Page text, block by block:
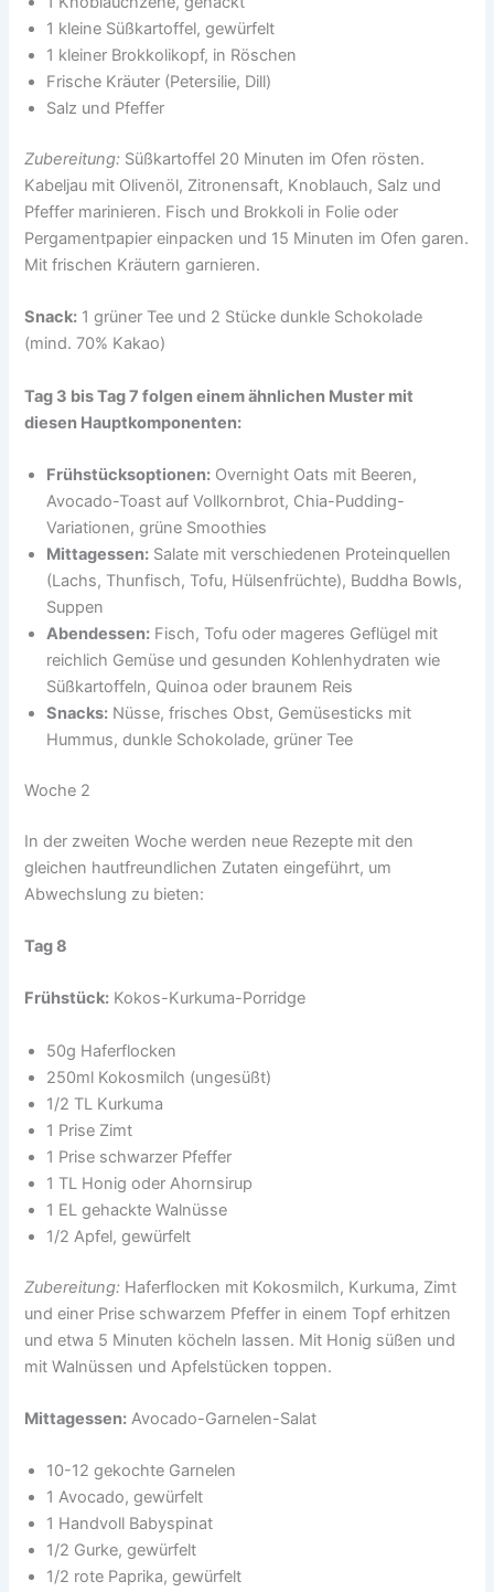
1 kleine Süßkartoffel, gewürfelt
1 kleiner Brokkolikopf, in Röschen
Frische Kräuter (Petersilie, Dill)
Salz und Pfeffer
Zubereitung: Süßkartoffel 20 Minuten im Ofen rösten.
Kabeljau mit Olivenöl, Zitronensaft, Knoblauch, Salz und
Pfeffer marinieren. Fisch und Brokkoli in Folie oder
Pergamentpapier einpacken und 15 Minuten im Ofen garen.
Mit frischen Kräutern garnieren.
Snack: 1 grüner Tee und 2 Stücke dunkle Schokolade
(mind. 70% Kakao)
Tag 3 bis Tag 7 folgen einem ähnlichen Muster mit
diesen Hauptkomponenten:
Frühstücksoptionen: Overnight Oats mit Beeren,
Avocado-Toast auf Vollkornbrot, Chia-Pudding-
Variationen, grüne Smoothies
Mittagessen: Salate mit verschiedenen Proteinquellen
(Lachs, Thunfisch, Tofu, Hülsenfrüchte), Buddha Bowls,
Suppen
Abendessen: Fisch, Tofu oder mageres Geflügel mit
reichlich Gemüse und gesunden Kohlenhydraten wie
Süßkartoffeln, Quinoa oder braunem Reis
Snacks: Nüsse, frisches Obst, Gemüsesticks mit
Hummus, dunkle Schokolade, grüner Tee
Woche 2
In der zweiten Woche werden neue Rezepte mit den
gleichen hautfreundlichen Zutaten eingeführt, um
Abwechslung zu bieten:
Tag 8
Frühstück: Kokos-Kurkuma-Porridge
50g Haferflocken
250ml Kokosmilch (ungesüßt)
1/2 TL Kurkuma
1 Prise Zimt
1 Prise schwarzer Pfeffer
1 TL Honig oder Ahornsirup
1 EL gehackte Walnüsse
1/2 Apfel, gewürfelt
Zubereitung: Haferflocken mit Kokosmilch, Kurkuma, Zimt
und einer Prise schwarzem Pfeffer in einem Topf erhitzen
und etwa 5 Minuten köcheln lassen. Mit Honig süßen und
mit Walnüssen und Apfelstücken toppen.
Mittagessen: Avocado-Garnelen-Salat
10-12 gekochte Garnelen
1 Avocado, gewürfelt
1 Handvoll Babyspinat
1/2 Gurke, gewürfelt
1/2 rote Paprika, gewürfelt